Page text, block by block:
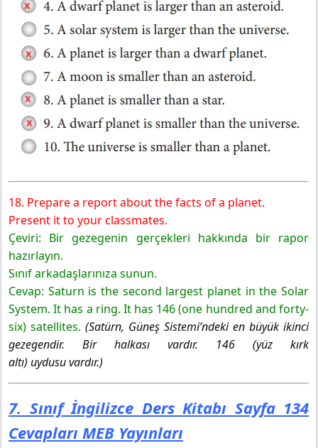
18. Prepare a report about the facts of a planet.
Present it to your classmates.
Çeviri: Bir gezegenin gerçekleri hakkında bir rapor
hazırlayın.
Sınıf arkadaşlarınıza sunun.
Cevap: Saturn is the second largest planet in the Solar
System. It has a ring. It has 146 (one hundred and forty-
six) satellites. (Satürn, Güneş Sistemi’ndeki en büyük ikinci
gezegendir. Bir halkası vardır. 146 (yüz kırk
altı) uydusu vardır.)
7. Sınıf İngilizce Ders Kitabı Sayfa 134
Cevapları MEB Yayınları